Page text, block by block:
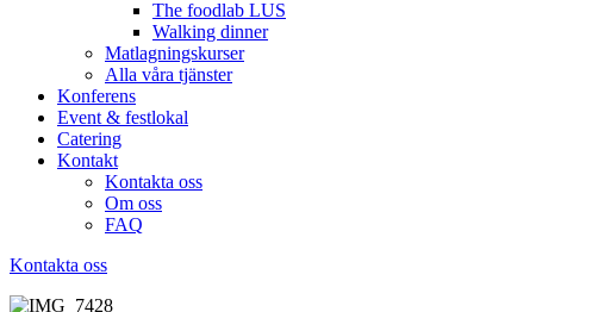
The foodlab LUS
Walking dinner
Matlagningskurser
Alla våra tjänster
Konferens
Event & festlokal
Catering
Kontakt
Kontakta oss
Om oss
FAQ
Kontakta oss